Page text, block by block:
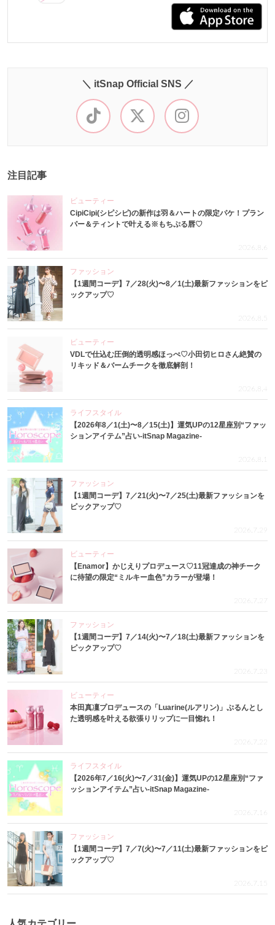
＼ itSnap Official SNS ／
注目記事
ビューティー
CipiCipi(シピシピ)の新作は羽＆ハートの限定パケ！プラン
パー＆ティントで叶える※もちぷる唇♡
2026.8.6
ファッション
【1週間コーデ】7／28(火)〜8／1(土)最新ファッションをピ
ックアップ♡
2026.8.5
ビューティー
VDLで仕込む圧倒的透明感ほっぺ♡小田切ヒロさん絶賛の
リキッド＆バームチークを徹底解剖！
2026.8.4
ライフスタイル
【2026年8／1(土)〜8／15(土)】運気UPの12星座別“ファッ
ションアイテム”占い-itSnap Magazine-
2026.8.1
ファッション
【1週間コーデ】7／21(火)〜7／25(土)最新ファッションを
ピックアップ♡
2026.7.29
ビューティー
【Enamor】かじえりプロデュース♡11冠達成の神チーク
に待望の限定“ミルキー血色”カラーが登場！
2026.7.27
ファッション
【1週間コーデ】7／14(火)〜7／18(土)最新ファッションを
ピックアップ♡
2026.7.23
ビューティー
本田真凜プロデュースの「Luarine(ルアリン)」ぷるんとし
た透明感を叶える欲張りリップに一目惚れ！
2026.7.22
ライフスタイル
【2026年7／16(火)〜7／31(金)】運気UPの12星座別“ファ
ッションアイテム”占い-itSnap Magazine-
2026.7.16
ファッション
【1週間コーデ】7／7(火)〜7／11(土)最新ファッションをピ
ックアップ♡
2026.7.15